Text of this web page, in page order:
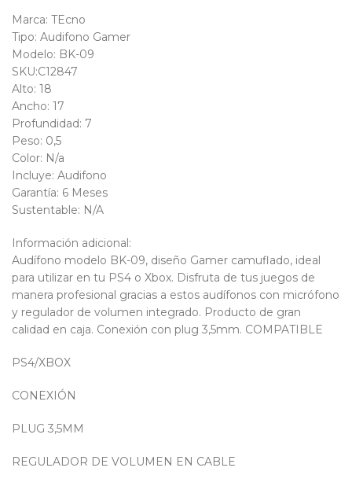
Marca: TEcno
Tipo: Audifono Gamer
Modelo: BK-09
SKU:C12847
Alto: 18
Ancho: 17
Profundidad: 7
Peso: 0,5
Color: N/a
Incluye: Audifono
Garantía: 6 Meses
Sustentable: N/A
Información adicional:
Audífono modelo BK-09, diseño Gamer camuflado, ideal
para utilizar en tu PS4 o Xbox. Disfruta de tus juegos de
manera profesional gracias a estos audífonos con micrófono
y regulador de volumen integrado. Producto de gran
calidad en caja. Conexión con plug 3,5mm. COMPATIBLE
PS4/XBOX
CONEXIÓN
PLUG 3,5MM
REGULADOR DE VOLUMEN EN CABLE